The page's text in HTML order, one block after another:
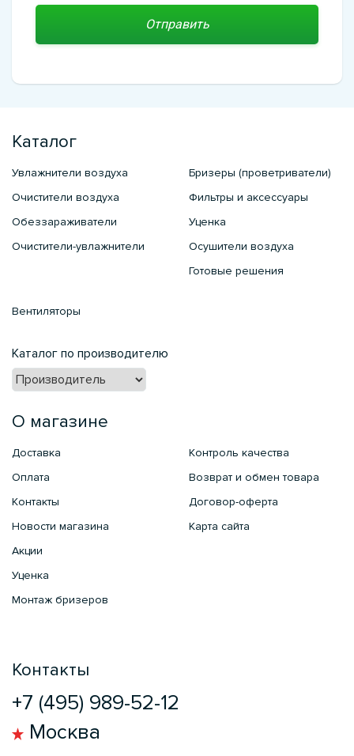
Каталог
Увлажнители воздуха
Очистители воздуха
Обеззараживатели
Очистители-увлажнители
Бризеры (проветриватели)
Фильтры и аксессуары
Уценка
Осушители воздуха
Готовые решения
Вентиляторы
Каталог по производителю
О магазине
Доставка
Оплата
Контакты
Новости магазина
Акции
Уценка
Монтаж бризеров
Контроль качества
Возврат и обмен товара
Договор-оферта
Карта сайта
Контакты
+7 (495) 989-52-12
Москва